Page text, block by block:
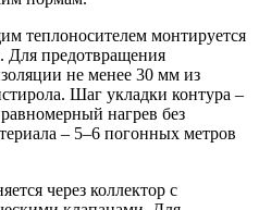
теплоносителем монтируется
Для предотвращения
не менее 30 мм из
Шаг укладки контура –
нагрев без
– 5–6 погонных метров
через коллектор с